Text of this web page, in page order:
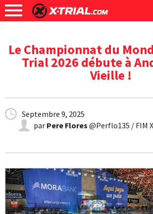
Le Championnat du
Trial 2026 débute à
Vieille !
Septembre 9, 2025
par Pere Flores @Perflo135 / FIM